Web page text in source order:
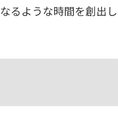
るような時間を創出し